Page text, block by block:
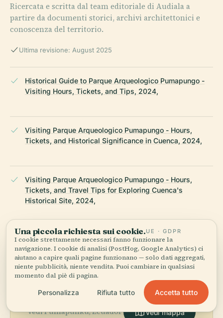
Ricercata e scritta dal team editoriale di Audiala a
partire da documenti storici, archivi architettonici e
conoscenza del territorio.
Ultima revisione: August 2025
Historical Guide to Parque Arqueologico Pumapungo -
Visiting Hours, Tickets, and Tips, 2024,
Visiting Parque Arqueologico Pumapungo - Hours,
Tickets, and Historical Significance in Cuenca, 2024,
Visiting Parque Arqueologico Pumapungo - Hours,
Tickets, and Travel Tips for Exploring Cuenca's
Historical Site, 2024,
ULTIMA REVISIONE: AUGUST 2025
Ricercato da Wikidata, Wikipedia e fonti ufficiali · verificato ·
Come creiamo le nostre guide →
Esplora la zona
Vedi Pumapunku, Ecuador
Vedi mappa
Una piccola richiesta sui cookie.UE · GDPR
I cookie strettamente necessari fanno funzionare la
navigazione. I cookie di analisi (PostHog, Google Analytics) ci
aiutano a capire quali pagine funzionano — solo dati aggregati,
niente pubblicità, niente vendita. Puoi cambiare in qualsiasi
momento dal piè di pagina.
Personalizza Rifiuta tutto Accetta tutto